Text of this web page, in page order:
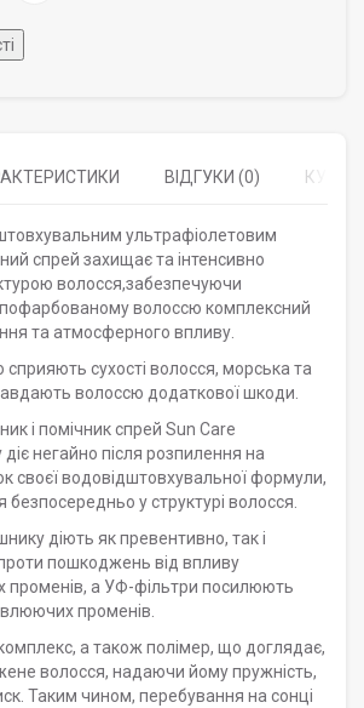
ВІДГУКИ (0)
ультрафіолетовим
спрей захищає та інтенсивно
волосся,забезпечуючи
волоссю комплексний
та атмосферного впливу.
сприяють сухості волосся, морська та
волоссю додаткової шкоди.
і помічник спрей Sun Care
негайно після розпилення на
своєї водовідштовхувальної формули,
безпосередньо у структурі волосся.
діють як превентивно, так і
пошкоджень від впливу
променів, а УФ-фільтри посилюють
променів.
а також полімер, що доглядає,
волосся, надаючи йому пружність,
Таким чином, перебування на сонці